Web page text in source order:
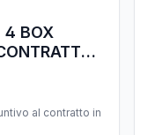
4 BOX
al contratto in